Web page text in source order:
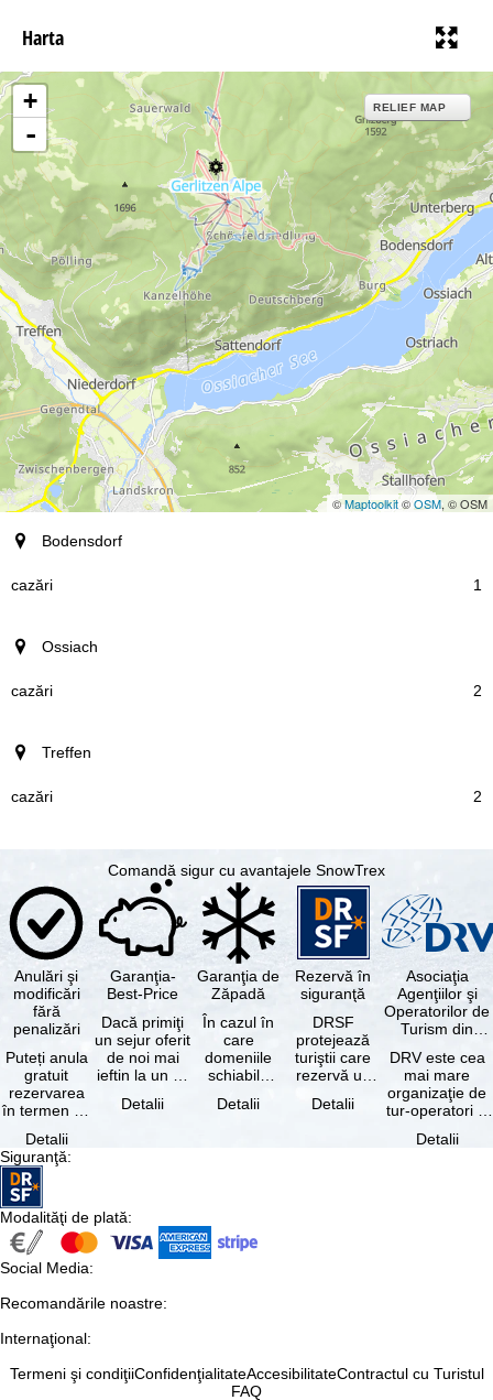
Harta
+
-
RELIEF MAP
©Maptoolkit©OSM, © OSM
staţiune
cazări
Bodensdorf
1
Ossiach
2
Treffen
2
Comandă sigur cu avantajele SnowTrex
Anulări şi
modificări
fără
penalizări
Puteți anula
gratuit
rezervarea
în termen de
data
rezervării, …
Detalii
Garanţia-
Best-Price
Dacă primiţi
un sejur oferit
de noi mai
ieftin la un alt
cu aceleaşi …
Detalii
Garanţia de
Zăpadă
În cazul în
care
domeniile
schiabile
skipass-ul
Detalii
Rezervă în
siguranţă
DRSF
protejează
turiştii care
rezervă un
sau servicii
Detalii
Asociaţia
Agenţiilor şi
Operatorilor de
Turism din
DRV este cea
mai mare
organizaţie de
tur-operatori şi
turism din
Detalii
Siguranţă:
Modalităţi de plată:
Social Media:
Recomandările noastre:
Internaţional:
Termeni şi condiţiiConfidenţialitateAccesibilitateContractul cu Turistul
FAQ